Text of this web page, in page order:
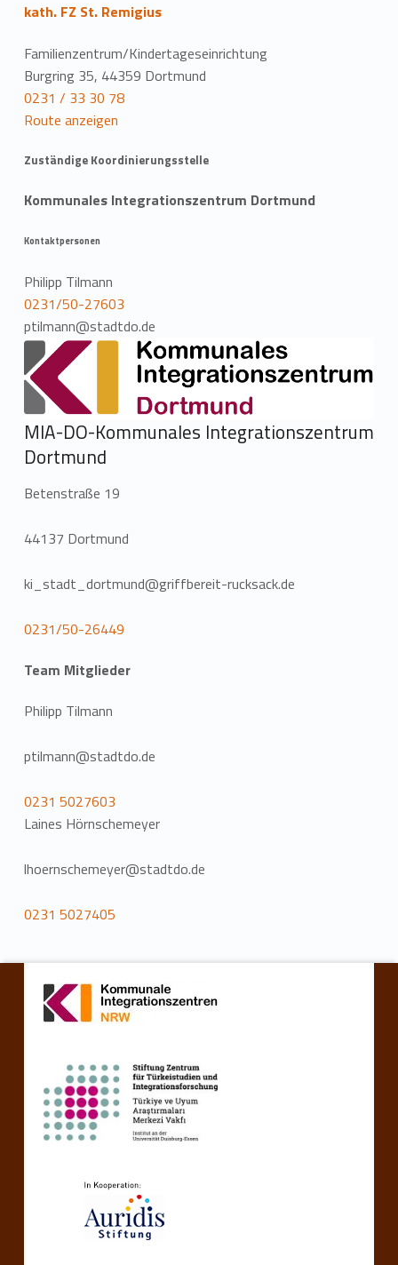
kath. FZ St. Remigius
Familienzentrum/Kindertageseinrichtung
Burgring 35, 44359 Dortmund
0231 / 33 30 78
Route anzeigen
Zuständige Koordinierungsstelle
Kommunales Integrationszentrum Dortmund
Kontaktpersonen
Philipp Tilmann
0231/50-27603
ptilmann@stadtdo.de
MIA-DO-Kommunales Integrationszentrum
Dortmund
Betenstraße 19
44137 Dortmund
ki_stadt_dortmund@griffbereit-rucksack.de
0231/50-26449
Team Mitglieder
Philipp Tilmann
ptilmann@stadtdo.de
0231 5027603
Laines Hörnschemeyer
lhoernschemeyer@stadtdo.de
0231 5027405